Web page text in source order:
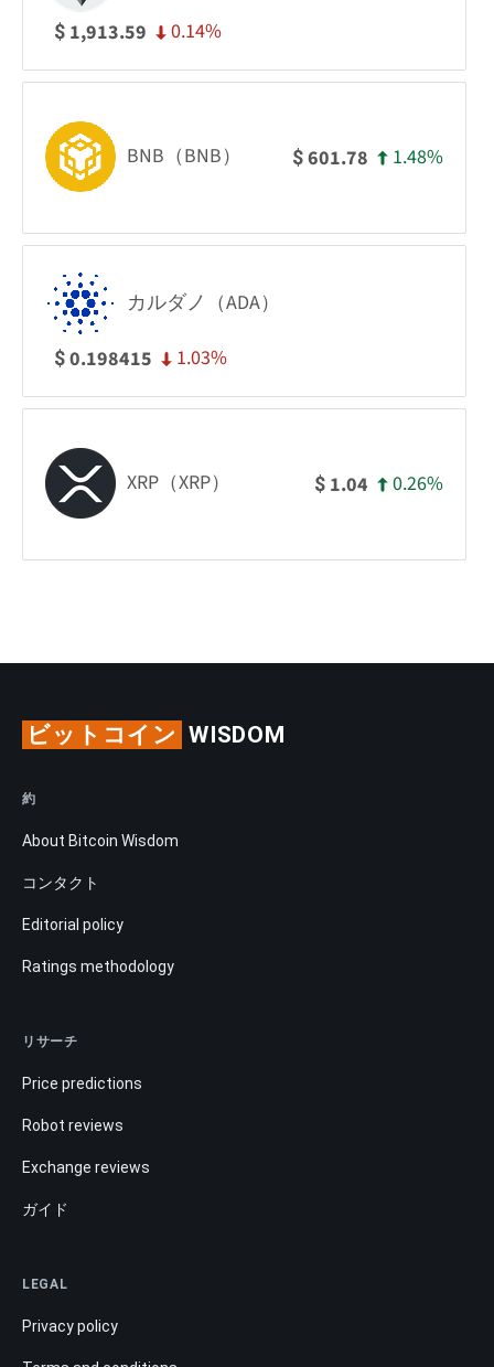
$ 1,913.59 0.14%
BNB（BNB） $601.78 1.48%
カルダノ（ADA）
$0.198415 1.03%
XRP（XRP） $ 1.04 0.26%
ビットコイン WISDOM
約
About Bitcoin Wisdom
コンタクト
Editorial policy
Ratings methodology
リサーチ
Price predictions
Robot reviews
Exchange reviews
ガイド
LEGAL
Privacy policy